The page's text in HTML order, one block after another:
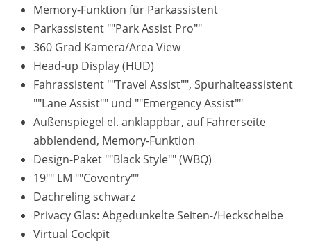
Memory-Funktion für Parkassistent
Parkassistent ""Park Assist Pro""
360 Grad Kamera/Area View
Head-up Display (HUD)
Fahrassistent ""Travel Assist"", Spurhalteassistent
""Lane Assist"" und ""Emergency Assist""
Außenspiegel el. anklappbar, auf Fahrerseite
abblendend, Memory-Funktion
Design-Paket ""Black Style"" (WBQ)
19"" LM ""Coventry""
Dachreling schwarz
Privacy Glas: Abgedunkelte Seiten-/Heckscheibe
Virtual Cockpit